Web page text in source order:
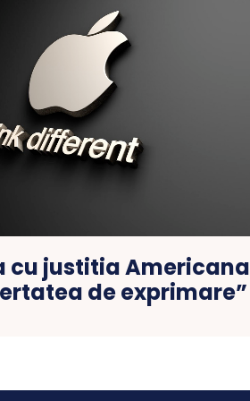
cu justitia Americana
de exprimare”